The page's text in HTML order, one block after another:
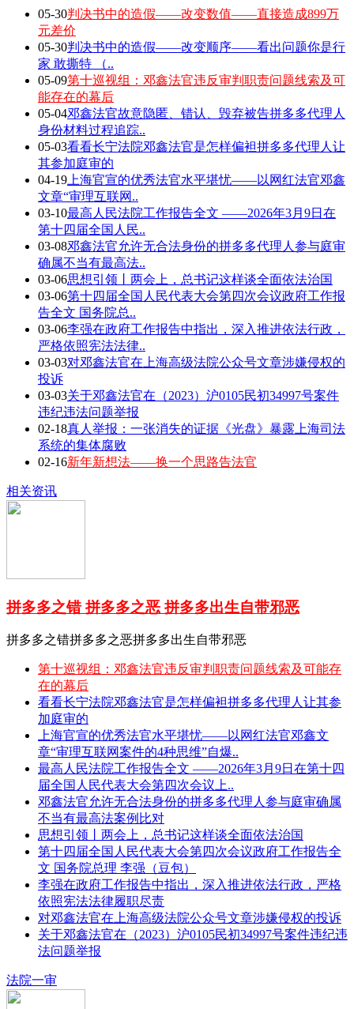
05-30判决书中的造假——改变数值——直接造成899万
元差价
05-30判决书中的造假——改变顺序——看出问题你是行
家 敢撕特 （..
05-09第十巡视组：邓鑫法官违反审判职责问题线索及可
能存在的幕后
05-04邓鑫法官故意隐匿、错认、毁弃被告拼多多代理人
身份材料过程追踪..
05-03看看长宁法院邓鑫法官是怎样偏袒拼多多代理人让
其参加庭审的
04-19 上海官宣的优秀法官水平堪忧——以网红法官邓鑫
文章“审理互联网..
03-10最高人民法院工作报告全文 ——2026年3月9日在
第十四届全国人民..
03-08邓鑫法官允许无合法身份的拼多多代理人参与庭审
确属不当有最高法..
03-06思想引领丨两会上，总书记这样谈全面依法治国
03-06第十四届全国人民代表大会第四次会议政府工作报
告全文 国务院总..
03-06李强在政府工作报告中指出，深入推进依法行政，
严格依照宪法法律..
03-03对邓鑫法官在上海高级法院公众号文章涉嫌侵权的
投诉
03-03关于邓鑫法官在（2023）沪0105民初34997号案件
违纪违法问题举报
02-18真人举报：一张消失的证据《光盘》暴露上海司法
系统的集体腐败
02-16新年新想法——换一个思路告法官
相关资讯
拼多多之错 拼多多之恶 拼多多出生自带邪恶
拼多多之错拼多多之恶拼多多出生自带邪恶
第十巡视组：邓鑫法官违反审判职责问题线索及可能存
在的幕后
看看长宁法院邓鑫法官是怎样偏袒拼多多代理人让其参
加庭审的
上海官宣的优秀法官水平堪忧——以网红法官邓鑫文
章“审理互联网案件的4种思维”自爆..
最高人民法院工作报告全文 ——2026年3月9日在第十四
届全国人民代表大会第四次会议上..
邓鑫法官允许无合法身份的拼多多代理人参与庭审确属
不当有最高法案例比对
思想引领丨两会上，总书记这样谈全面依法治国
第十四届全国人民代表大会第四次会议政府工作报告全
文 国务院总理 李强（豆包）
李强在政府工作报告中指出，深入推进依法行政，严格
依照宪法法律履职尽责
对邓鑫法官在上海高级法院公众号文章涉嫌侵权的投诉
关于邓鑫法官在（2023）沪0105民初34997号案件违纪违
法问题举报
法院一审